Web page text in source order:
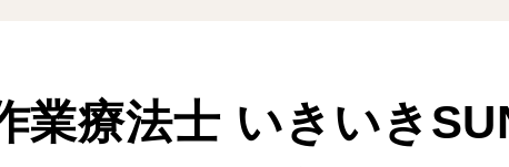
業療法士 いきいき